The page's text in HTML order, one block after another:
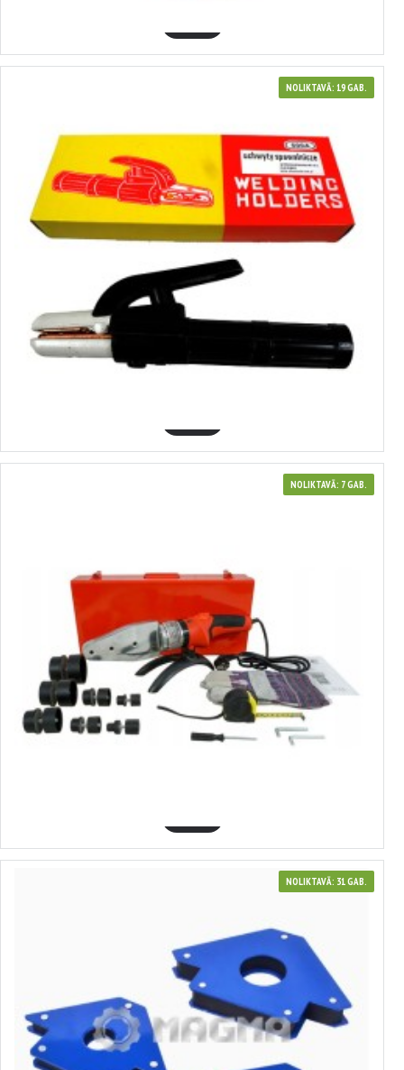
NOLIKTAVĀ: 19 GAB.
410390
NOLIKTAVĀ: 7 GAB.
3807502
Lodāmurs plastmasas cauruļu kausēšanai 1500W 20-63mm ar vāku;
NOLIKTAVĀ: 31 GAB.